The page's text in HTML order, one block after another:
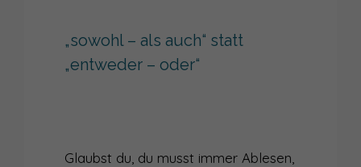
„sowohl – als auch“ statt
„entweder – oder“
Glaubst du, du musst immer Ablesen,